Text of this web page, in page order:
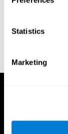
Statistics
Marketing
Roenker, D.